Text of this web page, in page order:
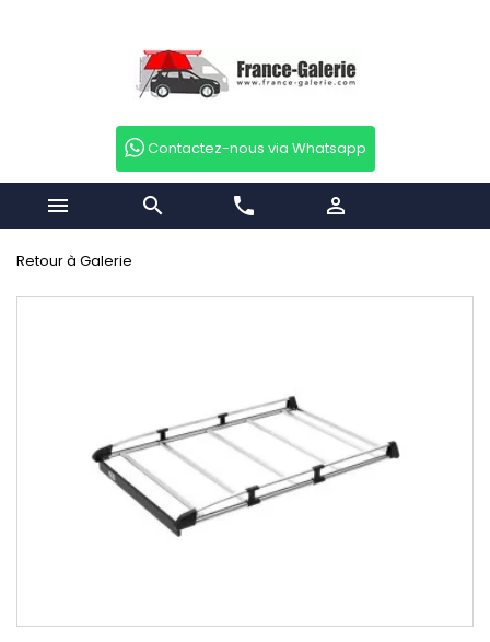
Contactez-nous via Whatsapp
  phone 
Retour à Galerie